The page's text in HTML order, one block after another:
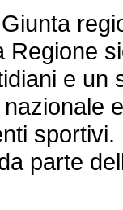
Regione
e un
parte